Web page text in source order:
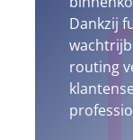
Dankzij
routing